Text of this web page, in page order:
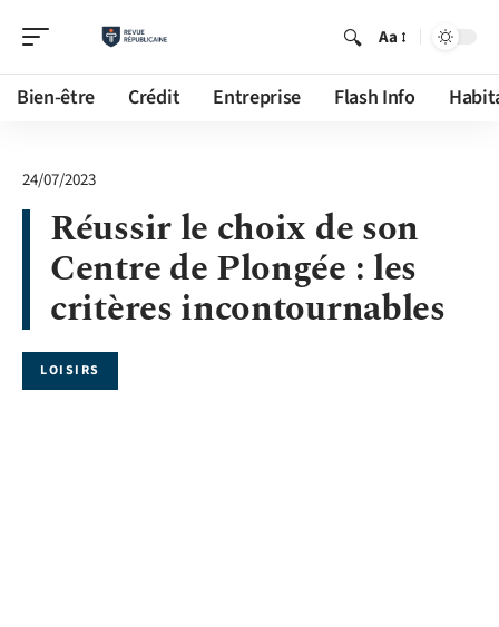
Aa
Bien-être Crédit Entreprise Flash Info
24/07/2023
Réussir le choix de son
Centre de Plongée : les
critères incontournables
LOISIRS